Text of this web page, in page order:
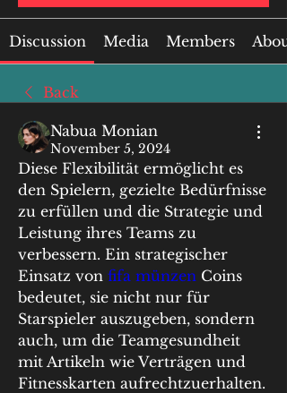
Discussion Media Members About
Back
Nabua Monian
November 5, 2024
Diese Flexibilität ermöglicht es
den Spielern, gezielte Bedürfnisse
zu erfüllen und die Strategie und
Leistung ihres Teams zu
verbessern. Ein strategischer
Einsatz von fifa münzen Coins
bedeutet, sie nicht nur für
Starspieler auszugeben, sondern
auch, um die Teamgesundheit
mit Artikeln wie Verträgen und
Fitnesskarten aufrechtzuerhalten.